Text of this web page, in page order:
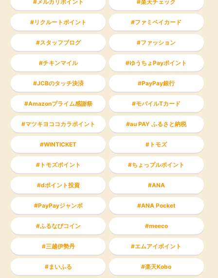
メルカリポイント 楽天チェック
リクルートポイント ファミペイカード
スタッフブログ ファッション
チキンマイル ゆうちょPayポイント
JCBのタッチ決済 PayPay銀行
Amazonプライム感謝祭 モバイルTカード
マツキヨココカラポイント au PAY ふるさと納税
WINTICKET トモズ
トモズポイント ちょっプルポイント
dポイント投資 ANA
PayPayジャンボ ANA Pocket
ふるなびコイン meeco
三越伊勢丹 エムアイポイント
まいふる 楽天Kobo